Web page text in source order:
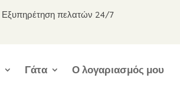
Εξυπηρέτηση πελατών 24/7
Γάτα Ο λογαριασμός μου